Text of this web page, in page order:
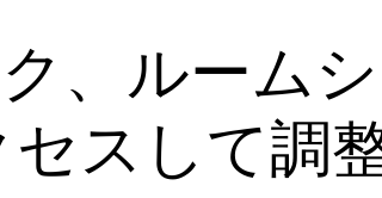
、ルーム
スして調